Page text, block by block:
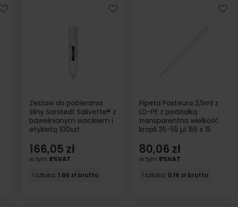
Zestaw do pobierania
śliny Sarstedt Salivette® z
bawełnianym wacikiem i
etykietą 100szt
166,05 zł
w tym 8%VAT
1 sztuka: 1.66 zł brutto
Pipeta Pasteura 3,5ml z
LD-PE z podziałką
transparentna wielkość
kropli 35-55 µl 155 x 15
80,06 zł
w tym 8%VAT
1 sztuka: 0.16 zł brutto